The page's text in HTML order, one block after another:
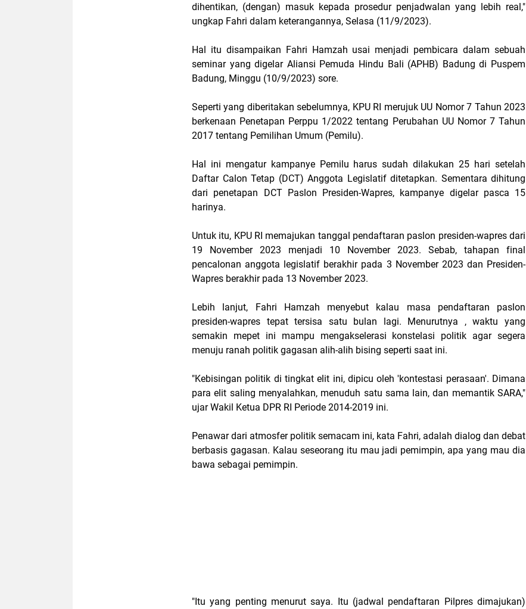
dihentikan, (dengan) masuk kepada prosedur penjadwalan yang lebih real,"
ungkap Fahri dalam keterangannya, Selasa (11/9/2023).
Hal itu disampaikan Fahri Hamzah usai menjadi pembicara dalam sebuah
seminar yang digelar Aliansi Pemuda Hindu Bali (APHB) Badung di Puspem
Badung, Minggu (10/9/2023) sore.
Seperti yang diberitakan sebelumnya, KPU RI merujuk UU Nomor 7 Tahun 2023
berkenaan Penetapan Perppu 1/2022 tentang Perubahan UU Nomor 7 Tahun
2017 tentang Pemilihan Umum (Pemilu).
Hal ini mengatur kampanye Pemilu harus sudah dilakukan 25 hari setelah
Daftar Calon Tetap (DCT) Anggota Legislatif ditetapkan. Sementara dihitung
dari penetapan DCT Paslon Presiden-Wapres, kampanye digelar pasca 15
harinya.
Untuk itu, KPU RI memajukan tanggal pendaftaran paslon presiden-wapres dari
19 November 2023 menjadi 10 November 2023. Sebab, tahapan final
pencalonan anggota legislatif berakhir pada 3 November 2023 dan Presiden-
Wapres berakhir pada 13 November 2023.
Lebih lanjut, Fahri Hamzah menyebut kalau masa pendaftaran paslon
presiden-wapres tepat tersisa satu bulan lagi. Menurutnya , waktu yang
semakin mepet ini mampu mengakselerasi konstelasi politik agar segera
menuju ranah politik gagasan alih-alih bising seperti saat ini.
"Kebisingan politik di tingkat elit ini, dipicu oleh 'kontestasi perasaan'. Dimana
para elit saling menyalahkan, menuduh satu sama lain, dan memantik SARA,"
ujar Wakil Ketua DPR RI Periode 2014-2019 ini.
Penawar dari atmosfer politik semacam ini, kata Fahri, adalah dialog dan debat
berbasis gagasan. Kalau seseorang itu mau jadi pemimpin, apa yang mau dia
bawa sebagai pemimpin.
"Itu yang penting menurut saya. Itu (jadwal pendaftaran Pilpres dimajukan)